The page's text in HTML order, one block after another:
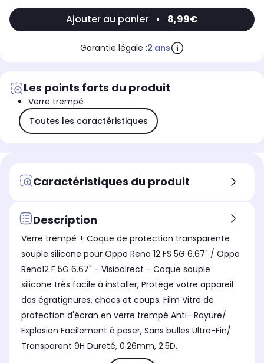
Ajouter au panier • 8,99€
Garantie légale :2 ans
Les points forts du produit
Verre trempé
Toutes les caractéristiques
Caractéristiques du produit
Description
Verre trempé + Coque de protection transparente
souple silicone pour Oppo Reno 12 FS 5G 6.67" / Oppo
Reno12 F 5G 6.67" - Visiodirect - Coque souple
silicone très facile à installer, Protège votre appareil
des égratignures, chocs et coups. Film Vitre de
protection d'écran en verre trempé Anti- Rayure/
Explosion Facilement à poser, Sans bulles Ultra-Fin/
Transparent 9H Dureté, 0.26mm, 2.5D.